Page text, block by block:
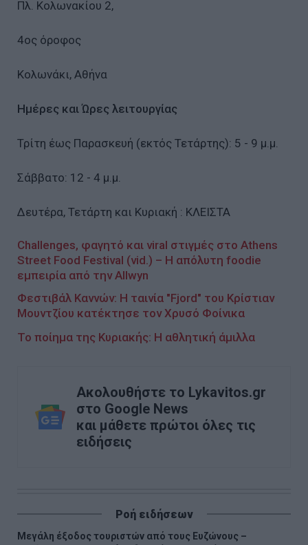
Πλ. Κολωνακίου 2,
4ος όροφος
Κολωνάκι, Αθήνα
Ημέρες και Ώρες λειτουργίας
Τρίτη έως Παρασκευή (εκτός Τετάρτης): 5 - 9 μ.μ.
Σάββατο: 12 - 4 μ.μ.
Δευτέρα, Τετάρτη και Κυριακή : ΚΛΕΙΣΤΑ
Challenges, φαγητό και viral στιγμές στο Athens
Street Food Festival (vid.) – Η απόλυτη foodie
εμπειρία από την Allwyn
Φεστιβάλ Καννών: Η ταινία "Fjord" του Κρίστιαν
Μουντζίου κατέκτησε τον Χρυσό Φοίνικα
Το ποίημα της Κυριακής: Η αθλητική άμιλλα
Ακολουθήστε το Lykavitos.gr
στο Google News
και μάθετε πρώτοι όλες τις
ειδήσεις
Ροή ειδήσεων
Μεγάλη έξοδος τουριστών από τους Ευζώνους –